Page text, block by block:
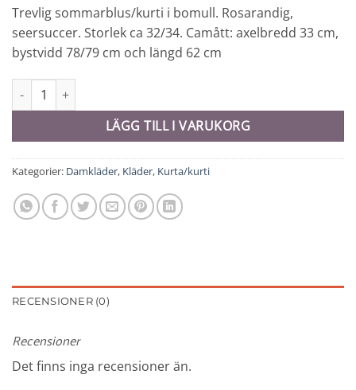
Trevlig sommarblus/kurti i bomull. Rosarandig,
seersuccer. Storlek ca 32/34. Camått: axelbredd 33 cm,
bystvidd 78/79 cm och längd 62 cm
Kurti - 10797 mängd
LÄGG TILL I VARUKORG
Kategorier: Damkläder, Kläder, Kurta/kurti
RECENSIONER (0)
Recensioner
Det finns inga recensioner än.